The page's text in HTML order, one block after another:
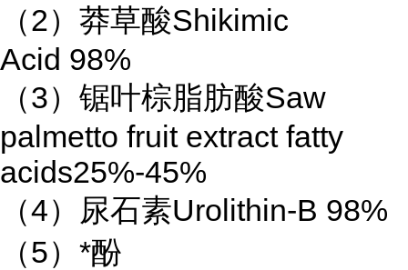
（2）莽草酸Shikimic
Acid 98%
（3）锯叶棕脂肪酸Saw
palmetto fruit extract fatty
acids25%-45%
（4）尿石素Urolithin-B 98%
（5）*酚